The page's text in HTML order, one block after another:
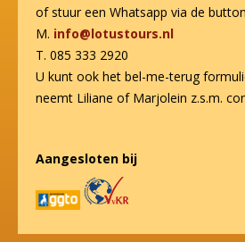
of stuur een Whatsapp via de
M. info@lotustours.nl
T. 085 333 2920
U kunt ook het bel-me-terug
neemt Liliane of Marjolein z.s.m.
Aangesloten bij